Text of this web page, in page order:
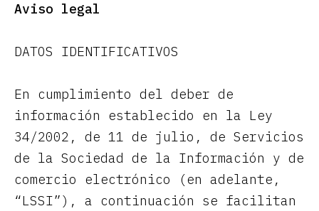
Aviso legal
DATOS IDENTIFICATIVOS
En cumplimiento del deber de
información establecido en la Ley
34/2002, de 11 de julio, de Servicios
de la Sociedad de la Información y de
comercio electrónico (en adelante,
“LSSI”), a continuación se facilitan